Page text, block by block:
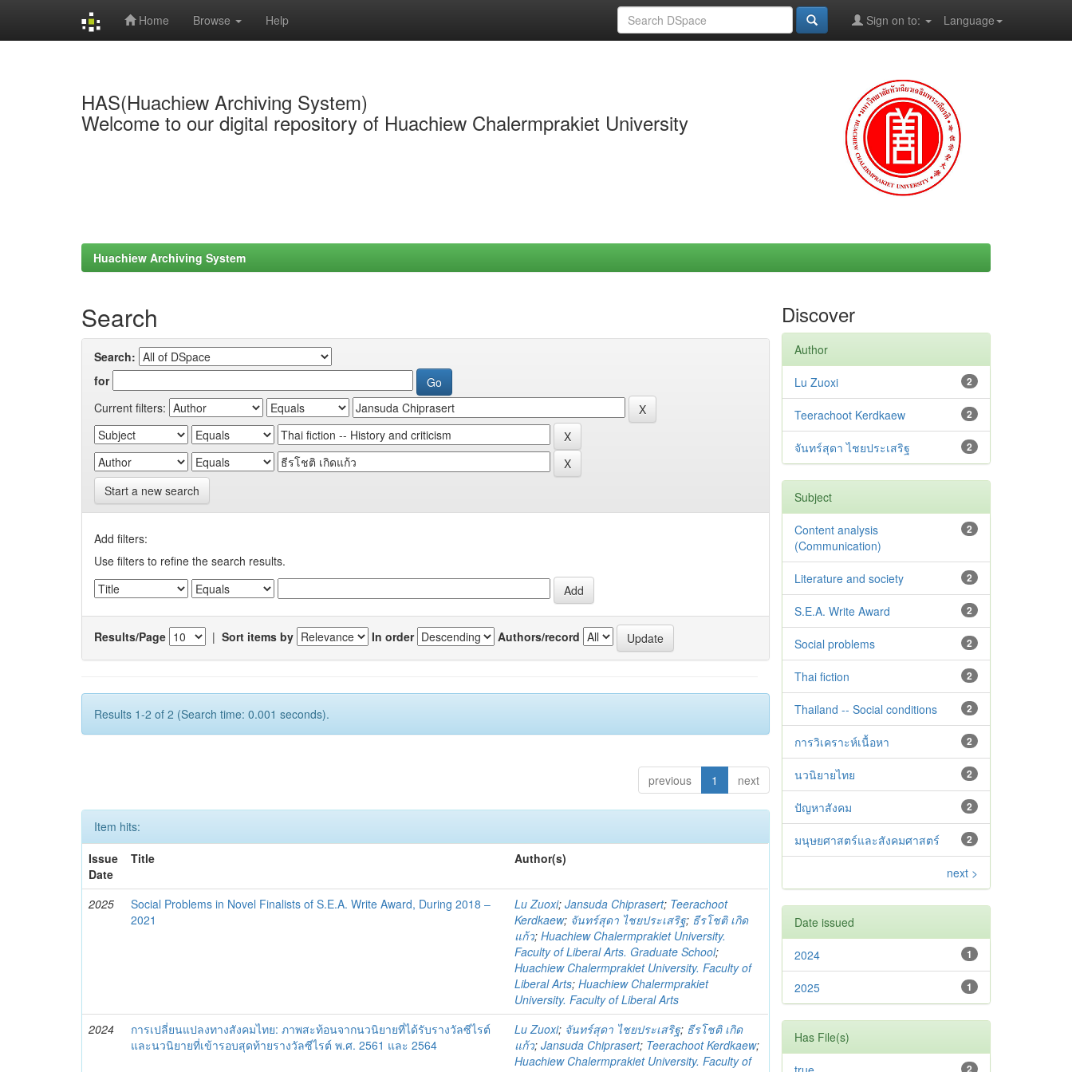
Home Browse Help Language
Sign on to:
HAS(Huachiew Archiving System)
Welcome to our digital repository of Huachiew Chalermprakiet University
Huachiew Archiving System
Search
Search:
for
Current filters:
Start a new search
Add filters:
Use filters to refine the search results.
Results/Page | Sort items by In order Authors/record
Results 1-2 of 2 (Search time: 0.001 seconds).
previous 1 next
Item hits:
Issue
Date
Title Author(s)
2025
Social Problems in Novel Finalists of S.E.A. Write Award, During 2018 –
2021
Lu Zuoxi;Jansuda Chiprasert; Teerachoot
Kerdkaew; จันทร์สุดา ไชยประเสริฐ; ธีรโชติ เกิด
แก้ว;Huachiew Chalermprakiet University.
Faculty of Liberal Arts. Graduate School;
Huachiew Chalermprakiet University. Faculty of
Liberal Arts;Huachiew Chalermprakiet
University. Faculty of Liberal Arts
2024
การเปลี่ยนแปลงทางสังคมไทย: ภาพสะท้อนจากนวนิยายที่ได้รับรางวัลซีไรต์
และนวนิยายที่เข้ารอบสุดท้ายรางวัลซีไรต์ พ.ศ. 2561 และ 2564
Lu Zuoxi; จันทร์สุดา ไชยประเสริฐ; ธีรโชติ เกิด
แก้ว;Jansuda Chiprasert; Teerachoot Kerdkaew;
Huachiew Chalermprakiet University. Faculty of
Discover
Author
2
Lu Zuoxi
2
Teerachoot Kerdkaew
2
จันทร์สุดา ไชยประเสริฐ
Subject
2
Content analysis
(Communication)
2
Literature and society
2
S.E.A. Write Award
2
Social problems
2
Thai fiction
2
Thailand -- Social conditions
2
การวิเคราะห์เนื้อหา
2
นวนิยายไทย
2
ปัญหาสังคม
2
มนุษยศาสตร์และสังคมศาสตร์
next >
Date issued
1
2024
1
2025
Has File(s)
2